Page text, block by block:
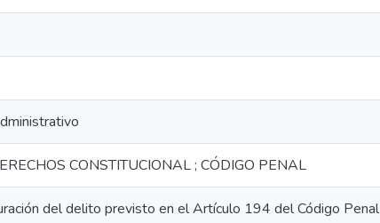
CONSTITUCIONAL ; CÓDIGO PENAL
del delito previsto en el Artículo 194 del Código Penal